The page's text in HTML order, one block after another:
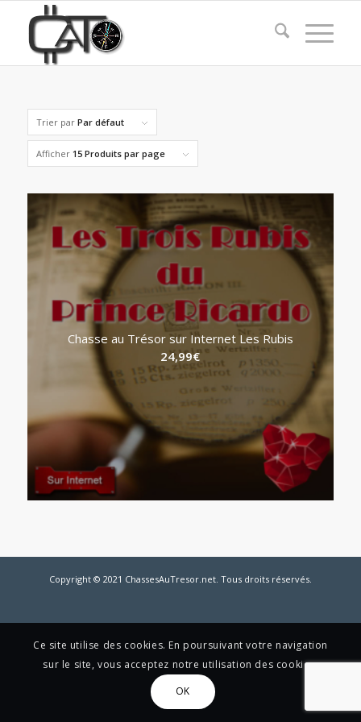
Trier par Par défaut
Afficher 15 Produits par page
Chasse au Trésor sur Internet Les Rubis
24,99€
Copyright © 2021 ChassesAuTresor.net. Tous droits réservés.
Ce site utilise des cookies. En poursuivant votre navigation
sur le site, vous acceptez notre utilisation des cookies.
OK